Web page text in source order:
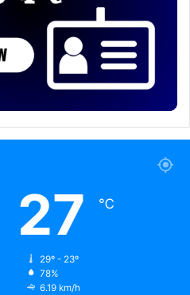
27 ℃
29º - 23º
78%
6.19 km/h